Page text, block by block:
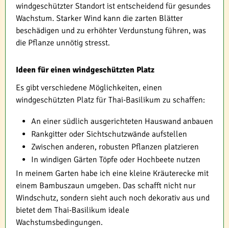
windgeschützter Standort ist entscheidend für gesundes
Wachstum. Starker Wind kann die zarten Blätter
beschädigen und zu erhöhter Verdunstung führen, was
die Pflanze unnötig stresst.
Ideen für einen windgeschützten Platz
Es gibt verschiedene Möglichkeiten, einen
windgeschützten Platz für Thai-Basilikum zu schaffen:
An einer südlich ausgerichteten Hauswand anbauen
Rankgitter oder Sichtschutzwände aufstellen
Zwischen anderen, robusten Pflanzen platzieren
In windigen Gärten Töpfe oder Hochbeete nutzen
In meinem Garten habe ich eine kleine Kräuterecke mit
einem Bambuszaun umgeben. Das schafft nicht nur
Windschutz, sondern sieht auch noch dekorativ aus und
bietet dem Thai-Basilikum ideale
Wachstumsbedingungen.